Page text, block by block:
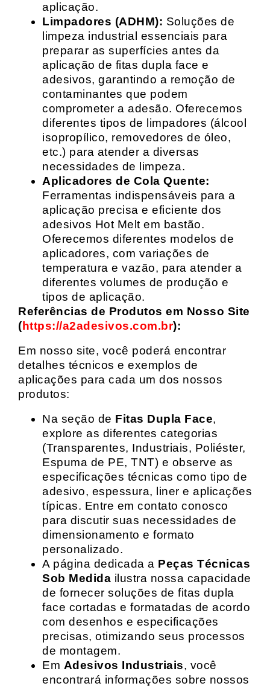
aplicação.
Limpadores (ADHM): Soluções de
limpeza industrial essenciais para
preparar as superfícies antes da
aplicação de fitas dupla face e
adesivos, garantindo a remoção de
contaminantes que podem
comprometer a adesão. Oferecemos
diferentes tipos de limpadores (álcool
isopropílico, removedores de óleo,
etc.) para atender a diversas
necessidades de limpeza.
Aplicadores de Cola Quente:
Ferramentas indispensáveis para a
aplicação precisa e eficiente dos
adesivos Hot Melt em bastão.
Oferecemos diferentes modelos de
aplicadores, com variações de
temperatura e vazão, para atender a
diferentes volumes de produção e
tipos de aplicação.
Referências de Produtos em Nosso Site
(https://a2adesivos.com.br):
Em nosso site, você poderá encontrar
detalhes técnicos e exemplos de
aplicações para cada um dos nossos
produtos:
Na seção de Fitas Dupla Face,
explore as diferentes categorias
(Transparentes, Industriais, Poliéster,
Espuma de PE, TNT) e observe as
especificações técnicas como tipo de
adesivo, espessura, liner e aplicações
típicas. Entre em contato conosco
para discutir suas necessidades de
dimensionamento e formato
personalizado.
A página dedicada a Peças Técnicas
Sob Medida ilustra nossa capacidade
de fornecer soluções de fitas dupla
face cortadas e formatadas de acordo
com desenhos e especificações
precisas, otimizando seus processos
de montagem.
Em Adesivos Industriais, você
encontrará informações sobre nossos